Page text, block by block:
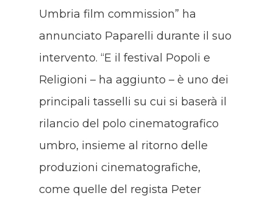
Umbria film commission” ha
annunciato Paparelli durante il suo
intervento. “E il festival Popoli e
Religioni – ha aggiunto – è uno dei
principali tasselli su cui si baserà il
rilancio del polo cinematografico
umbro, insieme al ritorno delle
produzioni cinematografiche,
come quelle del regista Peter